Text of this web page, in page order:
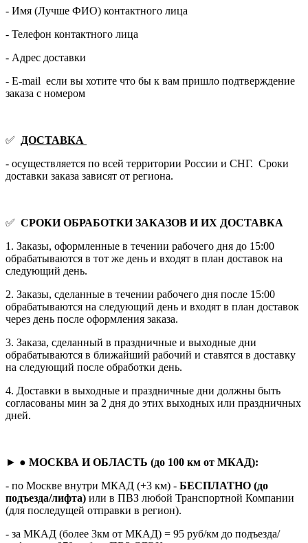
- Имя (Лучше ФИО) контактного лица
- Телефон контактного лица
- Адрес доставки
- E-mail если вы хотите что бы к вам пришло подтверждение
заказа с номером
✅
ДОСТАВКА
- осуществляется по всей территории России и СНГ. Сроки
доставки заказа зависят от региона.
✅ СРОКИ ОБРАБОТКИ ЗАКАЗОВ И ИХ ДОСТАВКА
1. Заказы, оформленные в течении рабочего дня до 15:00
обрабатываются в тот же день и входят в план доставок на
следующий день.
2. Заказы, сделанные в течении рабочего дня после 15:00
обрабатываются на следующий день и входят в план доставок
через день после оформления заказа.
3. Заказа, сделанный в праздничные и выходные дни
обрабатываются в ближайший рабочий и ставятся в доставку
на следующий после обработки день.
4. Доставки в выходные и праздничные дни должны быть
согласованы мин за 2 дня до этих выходных или праздничных
дней.
► ● МОСКВА И ОБЛАСТЬ (до 100 км от МКАД):
- по Москве внутри МКАД (+3 км) - БЕСПЛАТНО (до
подъезда/лифта) или в ПВЗ любой Транспортной Компании
(для последущей отправки в регион).
- за МКАД (более 3км от МКАД) = 95 руб/км до подъезда/